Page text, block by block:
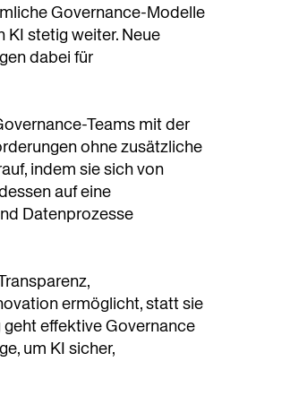
Governance-Modelle
stetig weiter. Neue
dabei für
Teams mit der
ohne zusätzliche
indem sie sich von
auf eine
Datenprozesse
ermöglicht, statt sie
effektive Governance
um KI sicher,